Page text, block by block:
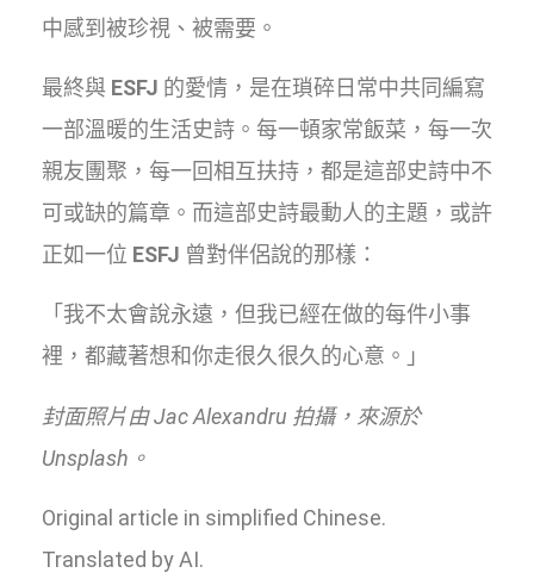
中感到被珍視、被需要。
最終與 ESFJ 的愛情，是在瑣碎日常中共同編寫
一部溫暖的生活史詩。每一頓家常飯菜，每一次
親友團聚，每一回相互扶持，都是這部史詩中不
可或缺的篇章。而這部史詩最動人的主題，或許
正如一位 ESFJ 曾對伴侶說的那樣：
「我不太會說永遠，但我已經在做的每件小事
裡，都藏著想和你走很久很久的心意。」
封面照片由 Jac Alexandru 拍攝，來源於
Unsplash。
Original article in simplified Chinese.
Translated by AI.